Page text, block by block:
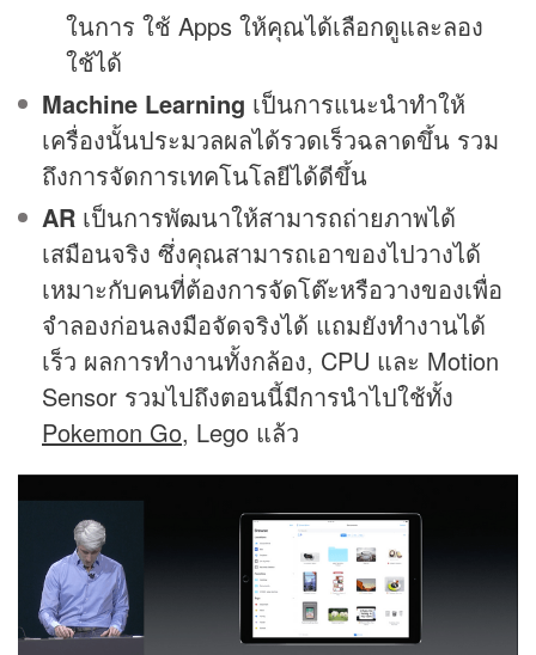
ในการ ใช้ Apps ให้คุณได้เลือกดูและลอง
ใช้ได้
Machine Learning เป็นการแนะนำทำให้
เครื่องนั้นประมวลผลได้รวดเร็วฉลาดขึ้น รวม
ถึงการจัดการเทคโนโลยีได้ดีขึ้น
AR เป็นการพัฒนาให้สามารถถ่ายภาพได้
เสมือนจริง ซึ่งคุณสามารถเอาของไปวางได้
เหมาะกับคนที่ต้องการจัดโต๊ะหรือวางของเพื่อ
จำลองก่อนลงมือจัดจริงได้ แถมยังทำงานได้
เร็ว ผลการทำงานทั้งกล้อง, CPU และ Motion
Sensor รวมไปถึงตอนนี้มีการนำไปใช้ทั้ง
Pokemon Go, Lego แล้ว